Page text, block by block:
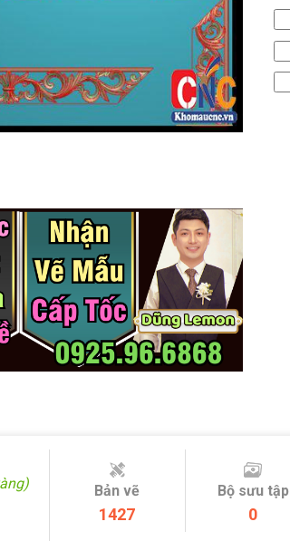
Bản vẽ
1427
Bộ sưu tập
0